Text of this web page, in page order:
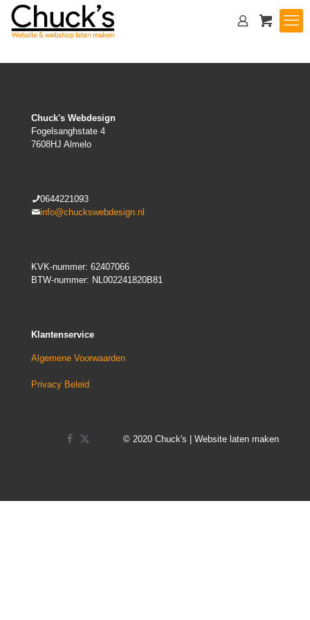
Chuck's Webdesign
Fogelsanghstate 4
7608HJ Almelo
0644221093
info@chuckswebdesign.nl
KVK-nummer: 62407066
BTW-nummer: NL002241820B81
Klantenservice
Algemene Voorwaarden
Privacy Beleid
© 2020 Chuck's | Website laten maken